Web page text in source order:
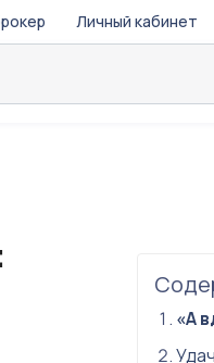
Личный кабинет
«А